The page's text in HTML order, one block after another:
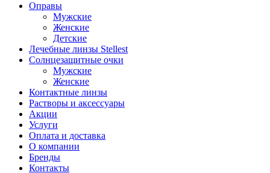
Оправы
Мужские
Женские
Детские
Лечебные линзы Stellest
Солнцезащитные очки
Мужские
Женские
Контактные линзы
Растворы и аксессуары
Акции
Услуги
Оплата и доставка
О компании
Бренды
Контакты